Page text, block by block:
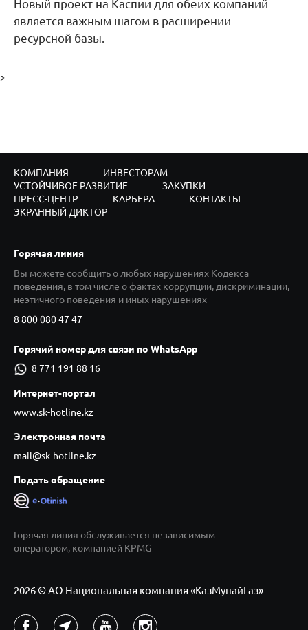
Новый проект на Каспии для обеих компаний
является важным шагом в расширении
ресурсной базы.
>
КОМПАНИЯ
ИНВЕСТОРАМ
УСТОЙЧИВОЕ РАЗВИТИЕ
ЗАКУПКИ
ПРЕСС-ЦЕНТР
КАРЬЕРА
КОНТАКТЫ
ЭКРАННЫЙ ДИКТОР
Горячая линия
Вы можете сообщить о любых нарушениях Кодекса
поведения, в том числе о фактах коррупции, дискриминации,
неэтичного поведения и иных нарушениях
8 800 080 47 47
Горячий номер для связи по WhatsApp
8 771 191 88 16
Интернет-портал
www.sk-hotline.kz
Электронная почта
mail@sk-hotline.kz
Подать обращение
Горячая линия обслуживается независимым
оператором, компанией KPMG
2026 © АО Национальная компания «КазМунайГаз»